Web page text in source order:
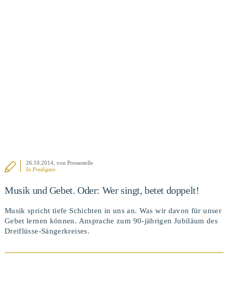
26.10.2014 , von Pressestelle
In Predigten
Musik und Gebet. Oder: Wer singt, betet doppelt!
Musik spricht tiefe Schichten in uns an. Was wir davon für unser
Gebet lernen können. Ansprache zum 90-jährigen Jubiläum des
Dreiflüsse-Sängerkreises.